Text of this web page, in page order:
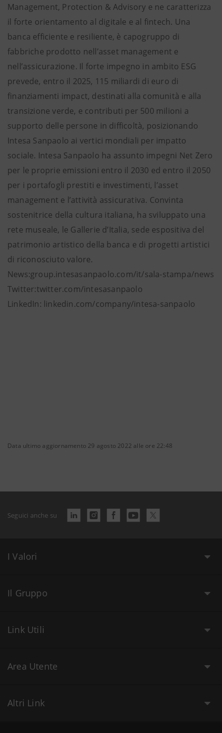
Management, Protection & Advisory e ne caratterizza
il forte orientamento al digitale e al fintech. Una
banca efficiente e resiliente, è capogruppo di
fabbriche prodotto nell’asset management e
nell’assicurazione. Il forte impegno in ambito ESG
prevede, entro il 2025, 115 miliardi di euro di
finanziamenti impact, destinati alla comunità e alla
transizione verde, e contributi per 500 milioni a
supporto delle persone in difficoltà, posizionando
Intesa Sanpaolo ai vertici mondiali per impatto
sociale. Intesa Sanpaolo ha assunto impegni Net Zero
per le proprie emissioni entro il 2030 ed entro il 2050
per i portafogli prestiti e investimenti, l’asset
management e l’attività assicurativa. Convinta
sostenitrice della cultura italiana, ha sviluppato una
rete museale, le Gallerie d’Italia, sede espositiva del
patrimonio artistico della banca e di progetti artistici
di riconosciuto valore.
News:group.intesasanpaolo.com/it/sala-stampa/news
Twitter:twitter.com/intesasanpaolo
LinkedIn: linkedin.com/company/intesa-sanpaolo
Data ultimo aggiornamento 29 agosto 2022 alle ore 22:48
Seguici anche su
I Valori
Il Gruppo
Link Utili
Area Utente
Altri Link